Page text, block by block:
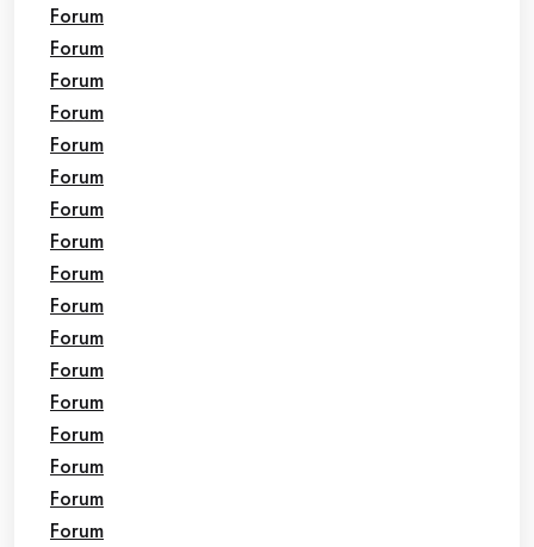
Forum
Forum
Forum
Forum
Forum
Forum
Forum
Forum
Forum
Forum
Forum
Forum
Forum
Forum
Forum
Forum
Forum